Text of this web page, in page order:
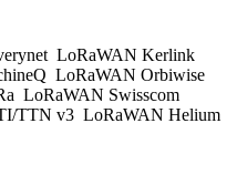
LoRaWAN Kerlink
LoRaWAN Orbiwise
LoRaWAN Swisscom
TTN v3 LoRaWAN Helium